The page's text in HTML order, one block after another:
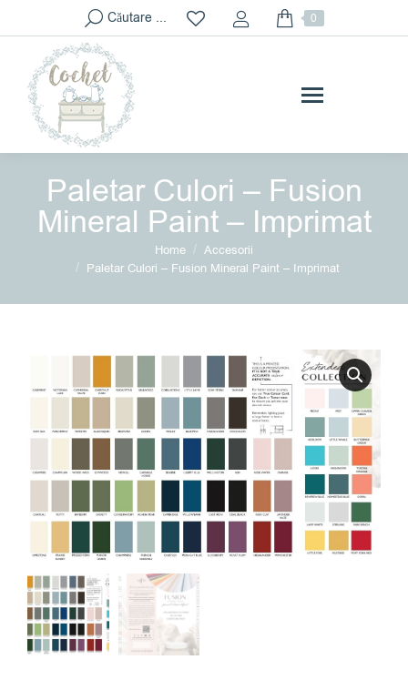
Search:Căutare ... 0
Paletar Culori – Fusion
Mineral Paint – Imprimat
Home
Accesorii
Paletar Culori – Fusion Mineral Paint – Imprimat